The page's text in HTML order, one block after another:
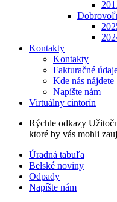
Kontakty
Kontakty
Fakturačné
Kde nás nájdete
Napíšte nám
Virtuálny cintorín
Rýchle odkazy
ktoré by vás mohli
Úradná tabuľa
Belské noviny
Odpady
Napíšte nám